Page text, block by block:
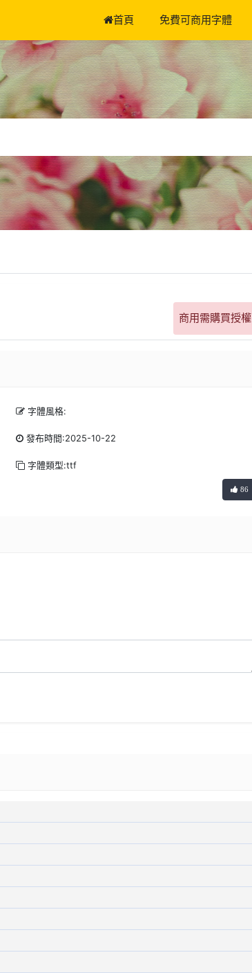
首頁 免費可商用字體
商用需購買授權
字體風格:
發布時間:2025-10-22
字體類型:ttf
86